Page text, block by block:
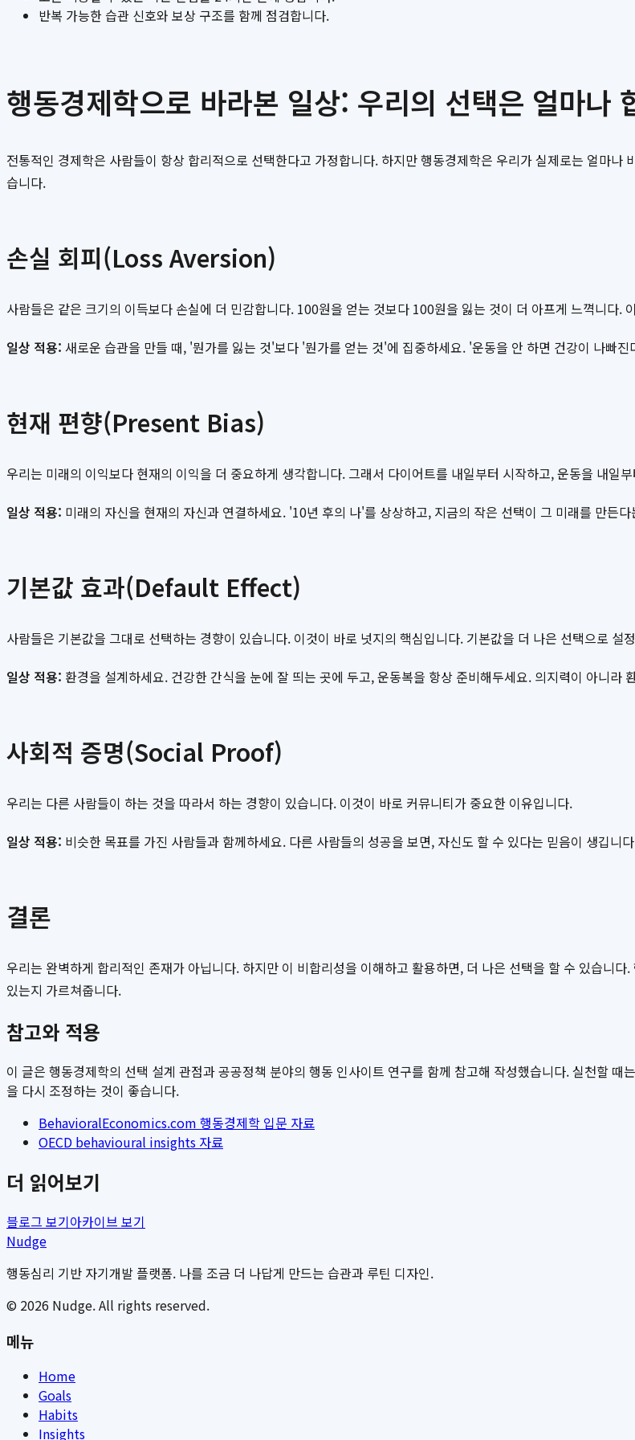
반복 가능한 습관 신호와 보상 구조를 함께 점검합니다.
행동경제학으로 바라본 일상: 우리의 선택은 얼마나
전통적인 경제학은 사람들이 항상 합리적으로 선택한다고 가정합니다. 하지만 행동경제학은 우리가 실제로는 얼마
습니다.
손실 회피(Loss Aversion)
사람들은 같은 크기의 이득보다 손실에 더 민감합니다. 100원을 얻는 것보다 100원을 잃는 것이 더 아프게 느껵니다.
일상 적용: 새로운 습관을 만들 때, '뭔가를 잃는 것'보다 '뭔가를 얻는 것'에 집중하세요. '운동을 안 하면 건강이 나빠
현재 편향(Present Bias)
우리는 미래의 이익보다 현재의 이익을 더 중요하게 생각합니다. 그래서 다이어트를 내일부터 시작하고, 운동을 내일
일상 적용: 미래의 자신을 현재의 자신과 연결하세요. '10년 후의 나'를 상상하고, 지금의 작은 선택이 그 미래를 만든
기본값 효과(Default Effect)
사람들은 기본값을 그대로 선택하는 경향이 있습니다. 이것이 바로 넛지의 핵심입니다. 기본값을 더 나은 선택으로 설
일상 적용: 환경을 설계하세요. 건강한 간식을 눈에 잘 띄는 곳에 두고, 운동복을 항상 준비해두세요. 의지력이 아니라
사회적 증명(Social Proof)
우리는 다른 사람들이 하는 것을 따라서 하는 경향이 있습니다. 이것이 바로 커뮤니티가 중요한 이유입니다.
일상 적용: 비슷한 목표를 가진 사람들과 함께하세요. 다른 사람들의 성공을 보면, 자신도 할 수 있다는 믿음이 생깁니
결론
우리는 완벽하게 합리적인 존재가 아닙니다. 하지만 이 비합리성을 이해하고 활용하면, 더 나은 선택을 할 수 있습니
있는지 가르쳐줍니다.
참고와 적용
이 글은 행동경제학의 선택 설계 관점과 공공정책 분야의 행동 인사이트 연구를 함께 참고해 작성했습니다. 실천할
을 다시 조정하는 것이 좋습니다.
BehavioralEconomics.com 행동경제학 입문 자료
OECD behavioural insights 자료
더 읽어보기
블로그 보기아카이브 보기
Nudge
행동심리 기반 자기개발 플랫폼. 나를 조금 더 나답게 만드는 습관과 루틴 디자인.
© 2026 Nudge. All rights reserved.
메뉴
Home
Goals
Habits
Insights